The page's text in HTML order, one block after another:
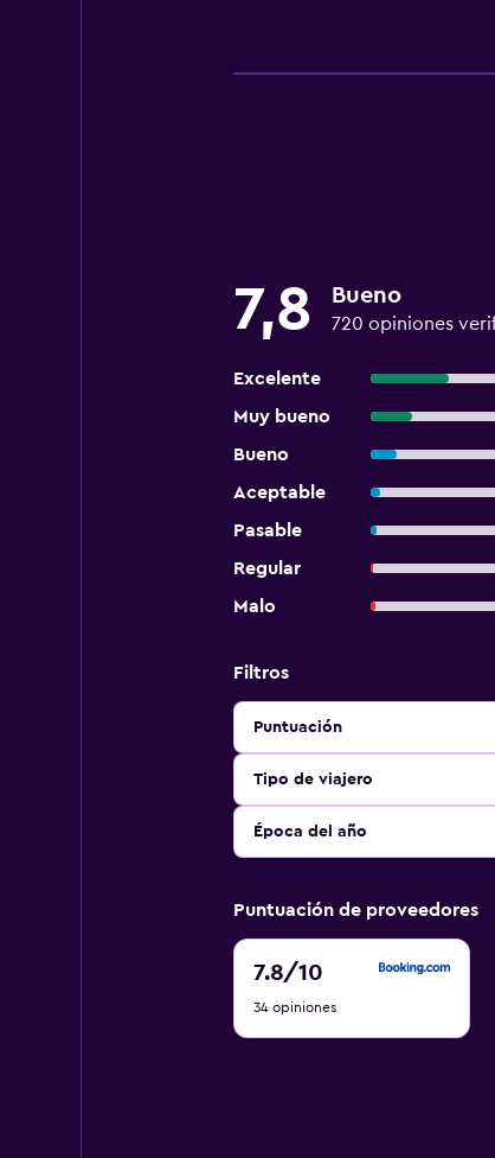
7,8 Bueno
720 opiniones
Excelente
Muy bueno
Bueno
Aceptable
Pasable
Regular
Malo
Filtros
Puntuación
Tipo de viajero
Época del año
Puntuación de proveedores
7.8/10
7.8
10
34 opiniones